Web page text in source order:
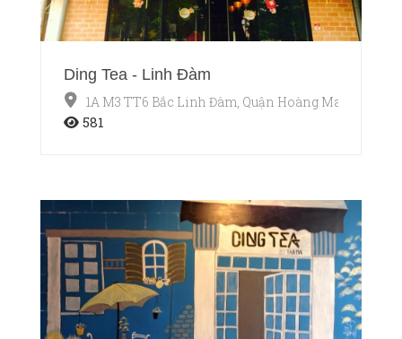
Ding Tea - Linh Đàm
1A M3 TT6 Bắc Linh Đàm, Quận Hoàng Mai, Hà Nội
581